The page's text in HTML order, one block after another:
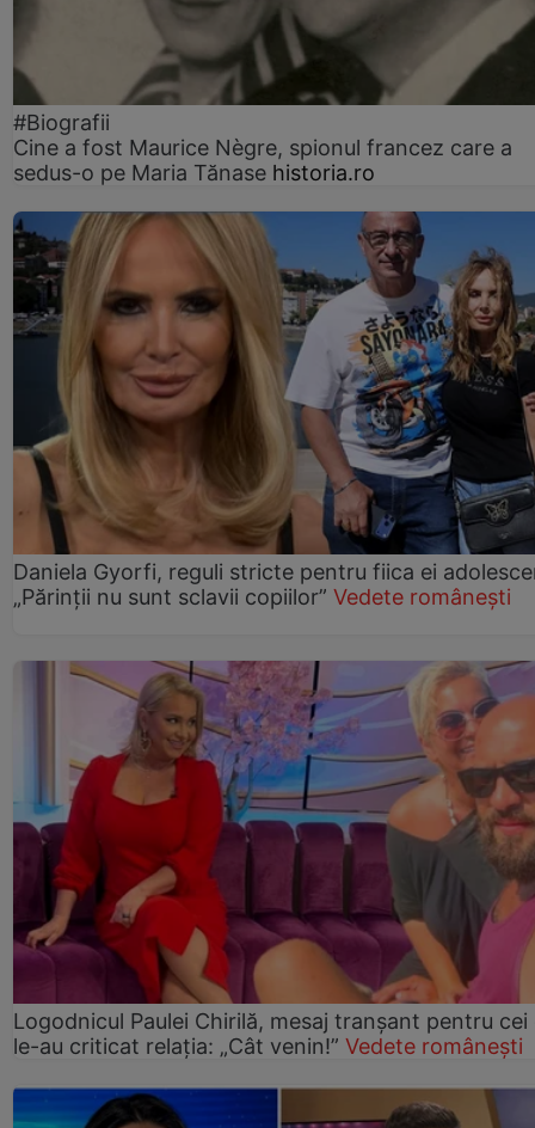
#Biografii
Cine a fost Maurice Nègre, spionul francez care a
sedus-o pe Maria Tănase historia.ro
Daniela Gyorfi, reguli stricte pentru fiica ei
„Părinții nu sunt sclavii copiilor” Vedete românești
Logodnicul Paulei Chirilă, mesaj tranșant pentru cei
le-au criticat relația: „Cât venin!” Vedete românești